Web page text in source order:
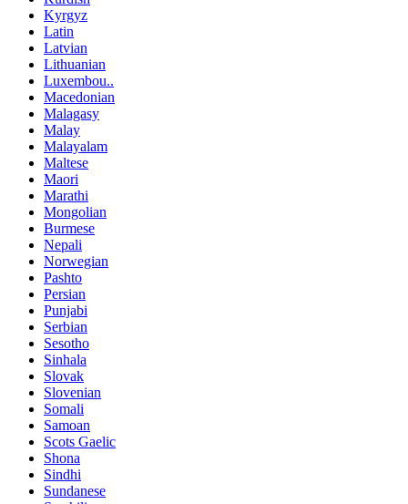
Kyrgyz
Latin
Latvian
Lithuanian
Luxembou..
Macedonian
Malagasy
Malay
Malayalam
Maltese
Maori
Marathi
Mongolian
Burmese
Nepali
Norwegian
Pashto
Persian
Punjabi
Serbian
Sesotho
Sinhala
Slovak
Slovenian
Somali
Samoan
Scots Gaelic
Shona
Sindhi
Sundanese